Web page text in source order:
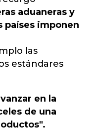
aduaneras y
países imponen
las
estándares
en la
de una